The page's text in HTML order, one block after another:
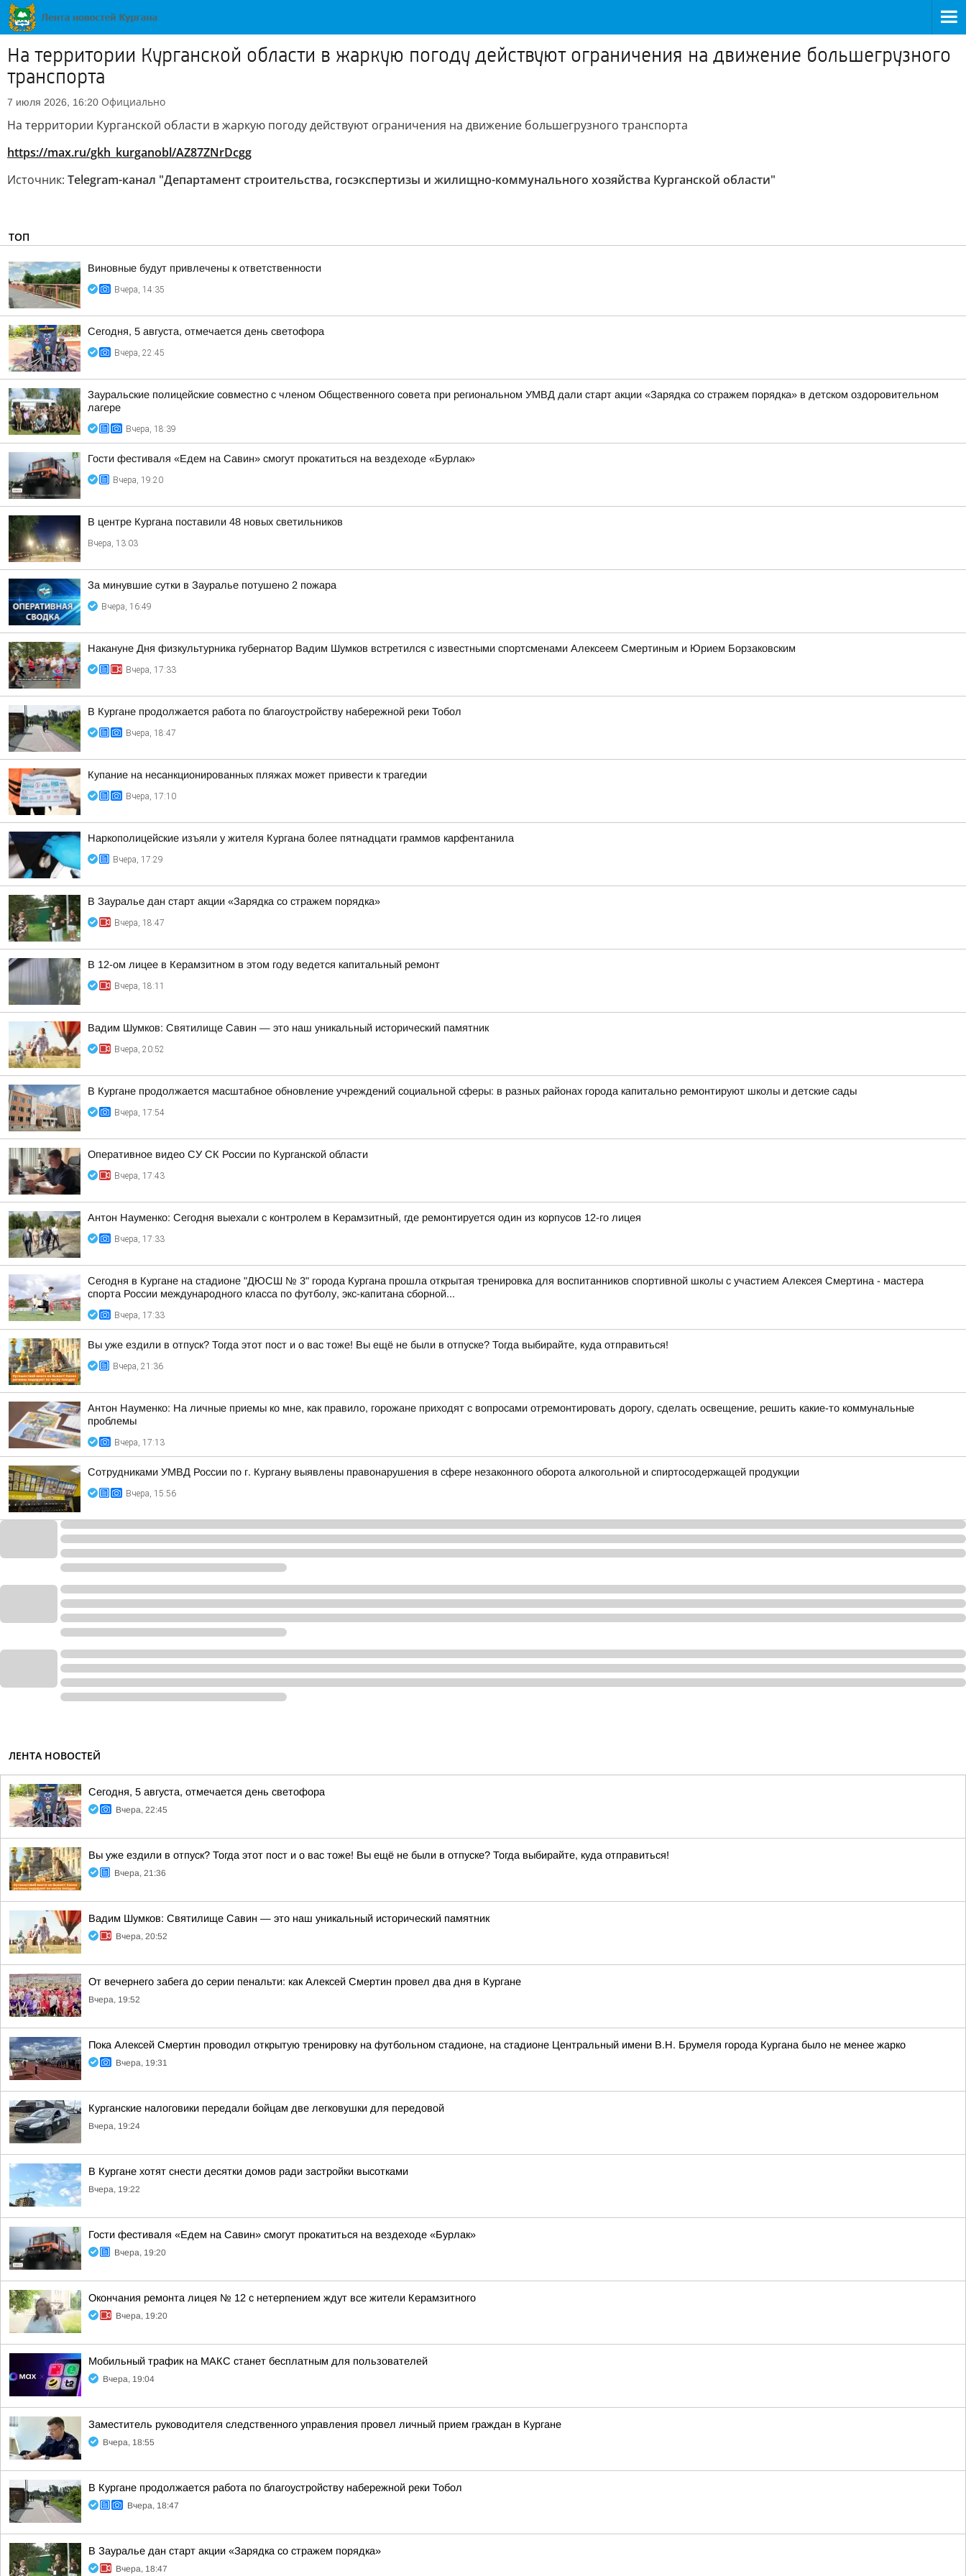
На территории Курганской области в жаркую погоду действуют ограничения на движение большегрузного
транспорта
7 июля 2026, 16:20 Официально
На территории Курганской области в жаркую погоду действуют ограничения на движение большегрузного транспорта
https://max.ru/gkh_kurganobl/AZ87ZNrDcgg
Источник: Telegram-канал "Департамент строительства, госэкспертизы и жилищно-коммунального хозяйства Курганской области"
ТОП
Виновные будут привлечены к ответственности
Вчера, 14:35
Сегодня, 5 августа, отмечается день светофора
Вчера, 22:45
Зауральские полицейские совместно с членом Общественного совета при региональном УМВД дали старт акции «Зарядка со стражем порядка» в детском оздоровительном
лагере
Вчера, 18:39
Гости фестиваля «Едем на Савин» смогут прокатиться на вездеходе «Бурлак»
Вчера, 19:20
В центре Кургана поставили 48 новых светильников
Вчера, 13:03
За минувшие сутки в Зауралье потушено 2 пожара
Вчера, 16:49
Накануне Дня физкультурника губернатор Вадим Шумков встретился с известными спортсменами Алексеем Смертиным и Юрием Борзаковским
Вчера, 17:33
В Кургане продолжается работа по благоустройству набережной реки Тобол
Вчера, 18:47
Купание на несанкционированных пляжах может привести к трагедии
Вчера, 17:10
Наркополицейские изъяли у жителя Кургана более пятнадцати граммов карфентанила
Вчера, 17:29
В Зауралье дан старт акции «Зарядка со стражем порядка»
Вчера, 18:47
В 12-ом лицее в Керамзитном в этом году ведется капитальный ремонт
Вчера, 18:11
Вадим Шумков: Святилище Савин — это наш уникальный исторический памятник
Вчера, 20:52
В Кургане продолжается масштабное обновление учреждений социальной сферы: в разных районах города капитально ремонтируют школы и детские сады
Вчера, 17:54
Оперативное видео СУ СК России по Курганской области
Вчера, 17:43
Антон Науменко: Сегодня выехали с контролем в Керамзитный, где ремонтируется один из корпусов 12-го лицея
Вчера, 17:33
Сегодня в Кургане на стадионе "ДЮСШ № 3" города Кургана прошла открытая тренировка для воспитанников спортивной школы с участием Алексея Смертина - мастера
спорта России международного класса по футболу, экс-капитана сборной...
Вчера, 17:33
Вы уже ездили в отпуск? Тогда этот пост и о вас тоже! Вы ещё не были в отпуске? Тогда выбирайте, куда отправиться!
Вчера, 21:36
Антон Науменко: На личные приемы ко мне, как правило, горожане приходят с вопросами отремонтировать дорогу, сделать освещение, решить какие-то коммунальные
проблемы
Вчера, 17:13
Сотрудниками УМВД России по г. Кургану выявлены правонарушения в сфере незаконного оборота алкогольной и спиртосодержащей продукции
Вчера, 15:56
ЛЕНТА НОВОСТЕЙ
Сегодня, 5 августа, отмечается день светофора
Вчера, 22:45
Вы уже ездили в отпуск? Тогда этот пост и о вас тоже! Вы ещё не были в отпуске? Тогда выбирайте, куда отправиться!
Вчера, 21:36
Вадим Шумков: Святилище Савин — это наш уникальный исторический памятник
Вчера, 20:52
От вечернего забега до серии пенальти: как Алексей Смертин провел два дня в Кургане
Вчера, 19:52
Пока Алексей Смертин проводил открытую тренировку на футбольном стадионе, на стадионе Центральный имени В.Н. Брумеля города Кургана было не менее жарко
Вчера, 19:31
Курганские налоговики передали бойцам две легковушки для передовой
Вчера, 19:24
В Кургане хотят снести десятки домов ради застройки высотками
Вчера, 19:22
Гости фестиваля «Едем на Савин» смогут прокатиться на вездеходе «Бурлак»
Вчера, 19:20
Окончания ремонта лицея № 12 с нетерпением ждут все жители Керамзитного
Вчера, 19:20
Мобильный трафик на МАКС станет бесплатным для пользователей
Вчера, 19:04
Заместитель руководителя следственного управления провел личный прием граждан в Кургане
Вчера, 18:55
В Кургане продолжается работа по благоустройству набережной реки Тобол
Вчера, 18:47
В Зауралье дан старт акции «Зарядка со стражем порядка»
Вчера, 18:47